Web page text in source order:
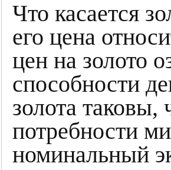
Что касается
его цена
цен на золото
способности
золота
потребности
номинальный